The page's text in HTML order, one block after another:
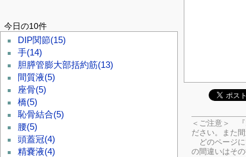
＜ご注意＞ 『
ださい。
また
どのページに
の間違いはそ
今日の10件
DIP関節(15)
手(14)
胆膵管膨大部括約筋(13)
間質液(5)
座骨(5)
橋(5)
恥骨結合(5)
腰(5)
頭蓋冠(4)
精嚢液(4)